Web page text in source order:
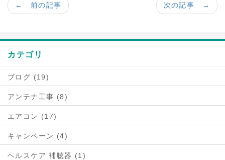
次の記事 →
← 前の記事
カテゴリ
ブログ (19)
アンテナ工事 (8)
エアコン (17)
キャンペーン (4)
ヘルスケア 補聴器 (1)